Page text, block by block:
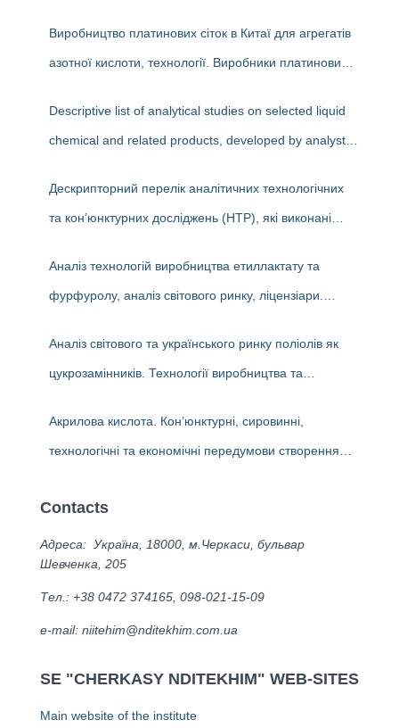
Виробництво платинових сіток в Китаї для агрегатів
азотної кислоти, технології. Виробники платинових
Descriptive list of analytical studies on selected liquid
chemical and related products, developed by analysts
of Technical and Economic Information in the Chemical
Industry» in 2023-2025 (EN version)
Дескрипторний перелік аналітичних технологічних
та кон’юнктурних досліджень (НТР), які виконані
Аналіз технологій виробництва етиллактату та
фурфуролу, аналіз світового ринку, ліцензіари.
Аналіз світового та українського ринку поліолів як
цукрозамінників. Технології виробництва та
виробництва поліолів в Україні
Акрилова кислота. Кон’юнктурні, сировинні,
технологічні та економічні передумови створення
одержання акрилової кислоти та ліцензіари.
Contacts
Адреса: Україна, 18000, м.Черкаси, бульвар
Шевченка, 205
Тел.: +38 0472 374165, 098-021-15-09
е-mail: niitehim@nditekhim.com.ua
SE "CHERKASY NDITEKHIM" WEB-SITES
Main website of the institute